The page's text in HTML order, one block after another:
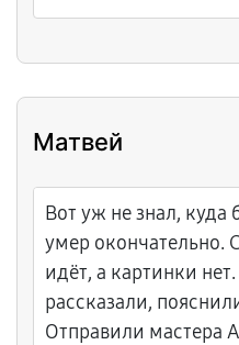
Матвей
Вот уж не знал, куда
умер окончательно.
идёт, а картинки
рассказали,
Отправили мастера